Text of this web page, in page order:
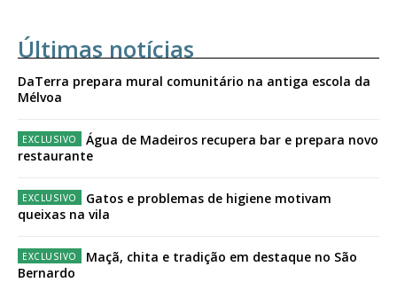
Últimas notícias
DaTerra prepara mural comunitário na antiga escola da
Mélvoa
Água de Madeiros recupera bar e prepara novo
restaurante
Gatos e problemas de higiene motivam
queixas na vila
Maçã, chita e tradição em destaque no São
Bernardo